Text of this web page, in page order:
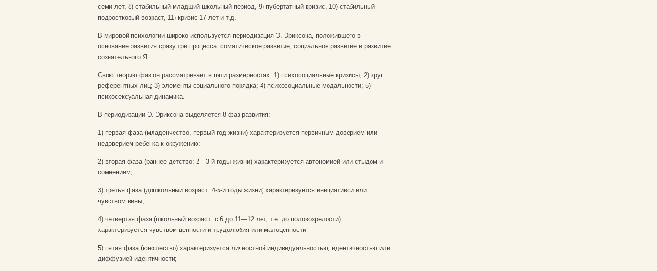
семи лет, 8) стабильный младший школьный период, 9) пубертатный кризис, 10) стабильный
подростковый возраст, 11) кризис 17 лет и т.д.
В мировой психологии широко используется периодизация Э. Эриксона, положившего в
основание развития сразу три процесса: соматическое развитие, социальное развитие и развитие
сознательного Я.
Свою теорию фаз он рассматривает в пяти размерностях: 1) психосоциальные кризисы; 2) круг
референтных лиц; 3) элементы социального порядка; 4) психосоциальные модальности; 5)
психосексуальная динамика.
В периодизации Э. Эриксона выделяется 8 фаз развития:
1) первая фаза (младенчество, первый год жизни) характеризуется первичным доверием или
недоверием ребенка к окружению;
2) вторая фаза (раннее детство: 2—3-й годы жизни) характеризуется автономией или стыдом и
сомнением;
3) третья фаза (дошкольный возраст: 4-5-й годы жизни) характеризуется инициативой или
чувством вины;
4) четвертая фаза (школьный возраст: с 6 до 11—12 лет, т.е. до половозрелости)
характеризуется чувством ценности и трудолюбия или малоценности;
5) пятая фаза (юношество) характеризуется личностной индивидуальностью, идентичностью или
диффузией идентичности;